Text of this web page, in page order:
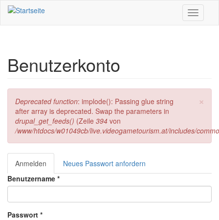
Direkt zum Inhalt
Toggle
Benutzerkonto
×
Fehlermeldung
Deprecated function: implode(): Passing glue string
after array is deprecated. Swap the parameters in
drupal_get_feeds() (Zeile 394 von
/www/htdocs/w01049cb/live.videogametourism.at/includes/
Haupt-Reiter
Anmelden (aktiver
Reiter)
Neues Passwort anfordern
Benutzername *
Passwort *